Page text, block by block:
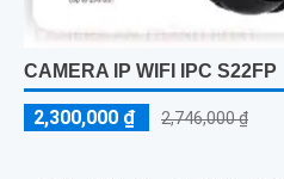
CAMERA IP WIFI IPC S22FP
2,300,000 ₫ 2,746,000 ₫